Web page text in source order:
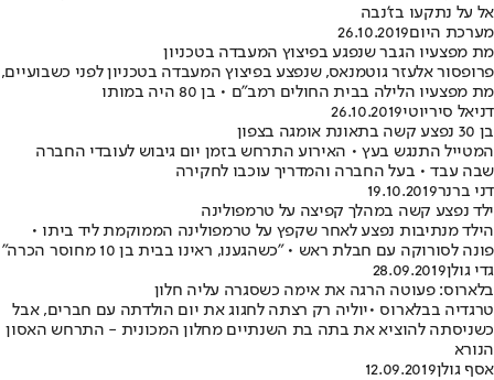
אל על נתקעו בז'נבה
מערכת היום26.10.2019
מת מפצעיו הגבר שנפגע בפיצוץ המעבדה בטכניון
פרופסור אלעזר גוטמנאס, שנפצע בפיצוץ המעבדה בטכניון לפני כשבועיים,
מת מפצעיו הלילה בבית החולים רמב"ם • בן 80 היה במותו
דניאל סיריוטי26.10.2019
בן 30 נפצע קשה בתאונת אומגה בצפון
המטייל התנגש בעץ • האירוע התרחש בזמן יום גיבוש לעובדי החברה
שבה עבד • בעל החברה והמדריך עוכבו לחקירה
דני ברנר19.10.2019
ילד נפצע קשה במהלך קפיצה על טרמפולינה
הילד מנתיבות נפצע לאחר שקפץ על טרמפולינה הממוקמת ליד ביתו •
פונה לסורוקה עם חבלת ראש • "כשהגענו, ראינו בבית בן 10 מחוסר הכרה"
גדי גולן28.09.2019
בלארוס: פעוטה הרגה את אימה כשסגרה עליה חלון
טרגדיה בבלארוס •יוליה רק רצתה לחגוג את יום הולדתה עם חברים, אבל
כשניסתה להוציא את בתה בת השנתיים מחלון המכונית - התרחש האסון
הנורא
אסף גולן12.09.2019